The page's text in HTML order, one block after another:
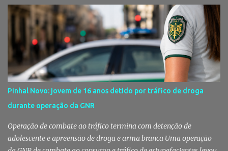
garantir cuidados básicos de saúde aos animais pertencentes a
utentes do Centro de Acolhimento de Emergência Social,
reforçando simultaneamente a proteção animal e o apoio às
pessoas em situação de maior vulnerabilidade. Cuidados de saúde
a animais de companhia de utentes do CAES A Câmara Municipal
do Montijo aprovou, por unanimidade, na reunião de 22 de Julho,
a celebração de um protocolo de colaboração com a União
Mutualista Nossa Senhora da Conceição, destinado a assegurar
assistência veterinária básica aos animais de companhia dos
utentes do Centro de Acolhimento de Emergência Social (CAES 2.0).
Segundo a ...
Pinhal Novo: jovem de 16 anos detido por tráfico de droga
durante operação da GNR
Operação de combate ao tráfico termina com detenção de
adolescente e apreensão de droga e arma branca Uma operação